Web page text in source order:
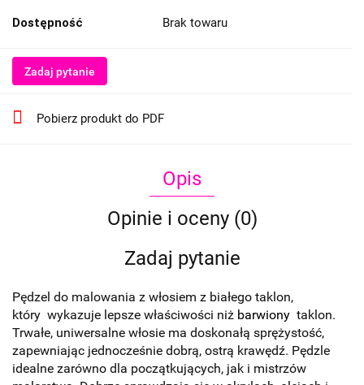
Dostępność Brak towaru
Zadaj pytanie
Pobierz produkt do PDF
Opis
Opinie i oceny (0)
Zadaj pytanie
Pędzel do malowania z włosiem z białego taklon,
który wykazuje lepsze właściwości niż barwiony taklon.
Trwałe, uniwersalne włosie ma doskonałą sprężystość,
zapewniając jednocześnie dobrą, ostrą krawędź. Pędzle
idealne zarówno dla początkujących, jak i mistrzów